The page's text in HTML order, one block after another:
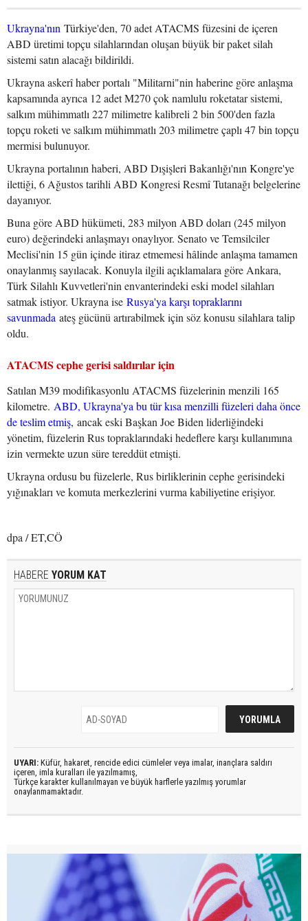
Ukrayna'nın Türkiye'den, 70 adet ATACMS füzesini de içeren
ABD üretimi topçu silahlarından oluşan büyük bir paket silah
sistemi satın alacağı bildirildi.
Ukrayna askerî haber portalı "Militarni"nin haberine göre anlaşma
kapsamında ayrıca 12 adet M270 çok namlulu roketatar sistemi,
salkım mühimmatlı 227 milimetre kalibreli 2 bin 500'den fazla
topçu roketi ve salkım mühimmatlı 203 milimetre çaplı 47 bin topçu
mermisi bulunuyor.
Ukrayna portalının haberi, ABD Dışişleri Bakanlığı'nın Kongre'ye
ilettiği, 6 Ağustos tarihli ABD Kongresi Resmî Tutanağı belgelerine
dayanıyor.
Buna göre ABD hükümeti, 283 milyon ABD doları (245 milyon
euro) değerindeki anlaşmayı onaylıyor. Senato ve Temsilciler
Meclisi'nin 15 gün içinde itiraz etmemesi hâlinde anlaşma tamamen
onaylanmış sayılacak. Konuyla ilgili açıklamalara göre Ankara,
Türk Silahlı Kuvvetleri'nin envanterindeki eski model silahları
satmak istiyor. Ukrayna ise Rusya'ya karşı topraklarını
savunmada ateş gücünü artırabilmek için söz konusu silahlara talip
oldu.
ATACMS cephe gerisi saldırılar için
Satılan M39 modifikasyonlu ATACMS füzelerinin menzili 165
kilometre. ABD, Ukrayna'ya bu tür kısa menzilli füzeleri daha önce
de teslim etmiş, ancak eski Başkan Joe Biden liderliğindeki
yönetim, füzelerin Rus topraklarındaki hedeflere karşı kullanımına
izin vermekte uzun süre tereddüt etmişti.
Ukrayna ordusu bu füzelerle, Rus birliklerinin cephe gerisindeki
yığınakları ve komuta merkezlerini vurma kabiliyetine erişiyor.
dpa / ET,CÖ
HABERE YORUM KAT
UYARI: Küfür, hakaret, rencide edici cümleler veya imalar, inançlara saldırı
içeren, imla kuralları ile yazılmamış,
Türkçe karakter kullanılmayan ve büyük harflerle yazılmış yorumlar
onaylanmamaktadır.